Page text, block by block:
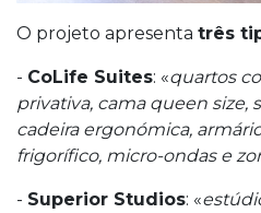
O projeto apresenta três
- CoLife Suites: «quartos
privativa, cama queen size,
cadeira ergonómica,
frigorífico, micro-ondas e
- Superior Studios: «